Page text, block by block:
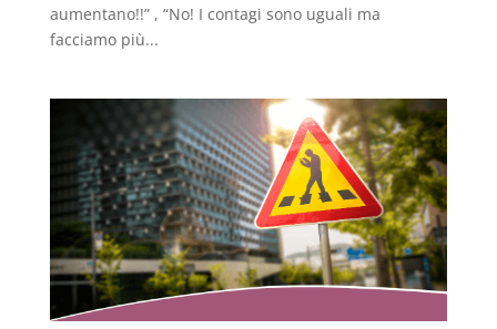
aumentano!!” , “No! I contagi sono uguali ma
facciamo più...